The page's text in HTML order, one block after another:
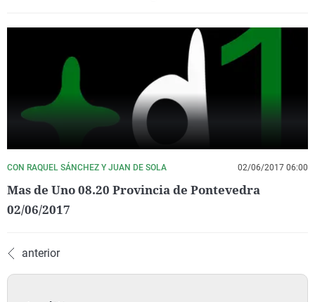
CON RAQUEL SÁNCHEZ Y JUAN DE SOLA 02/06/2017 06:00
Mas de Uno 08.20 Provincia de Pontevedra
02/06/2017
anterior